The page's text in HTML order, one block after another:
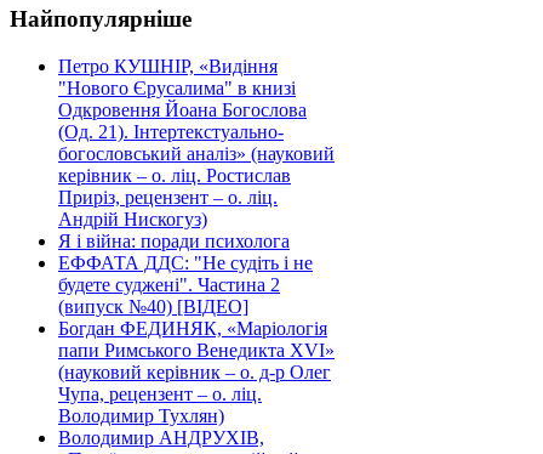
Найпопулярніше
Петро КУШНІР, «Видіння
"Нового Єрусалима" в книзі
Одкровення Йоана Богослова
(Од. 21). Інтертекстуально-
богословський аналіз» (науковий
керівник – о. ліц. Ростислав
Приріз, рецензент – о. ліц.
Андрій Нискогуз)
Я і війна: поради психолога
ЕФФАТА ДДС: "Не судіть і не
будете суджені". Частина 2
(випуск №40) [ВІДЕО]
Богдан ФЕДИНЯК, «Маріологія
папи Римського Венедикта XVI»
(науковий керівник – о. д-р Олег
Чупа, рецензент – о. ліц.
Володимир Тухлян)
Володимир АНДРУХІВ,